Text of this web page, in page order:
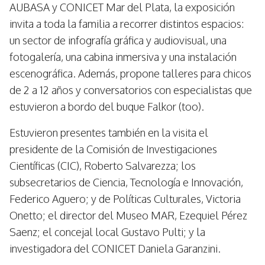
AUBASA y CONICET Mar del Plata, la exposición
invita a toda la familia a recorrer distintos espacios:
un sector de infografía gráfica y audiovisual, una
fotogalería, una cabina inmersiva y una instalación
escenográfica. Además, propone talleres para chicos
de 2 a 12 años y conversatorios con especialistas que
estuvieron a bordo del buque Falkor (too).
Estuvieron presentes también en la visita el
presidente de la Comisión de Investigaciones
Científicas (CIC), Roberto Salvarezza; los
subsecretarios de Ciencia, Tecnología e Innovación,
Federico Aguero; y de Políticas Culturales, Victoria
Onetto; el director del Museo MAR, Ezequiel Pérez
Saenz; el concejal local Gustavo Pulti; y la
investigadora del CONICET Daniela Garanzini.